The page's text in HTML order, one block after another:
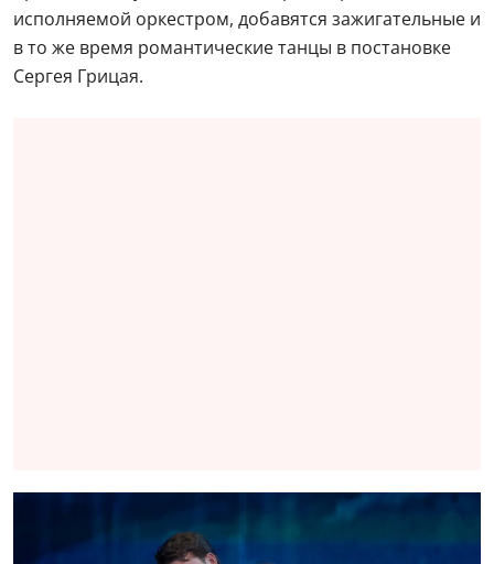
исполняемой оркестром, добавятся зажигательные и
в то же время романтические танцы в постановке
Сергея Грицая.